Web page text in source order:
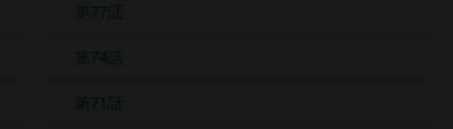
第77話
第74話
第71話